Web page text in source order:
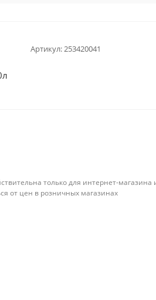
Артикул: 253420041
только для интернет-магазина
от цен в розничных магазинах